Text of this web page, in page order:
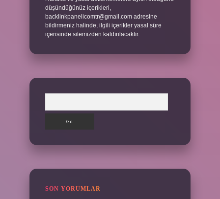
düşündüğünüz içerikleri,
backlinkpanelicomtr@gmail.com adresine
bildirmeniz halinde, ilgili içerikler yasal süre
içerisinde sitemizden kaldırılacaktır.
SON YORUMLAR